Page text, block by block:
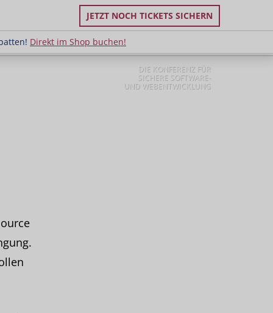
JETZT NOCH TICKETS SICHERN
Direkt im Shop buchen!
Direkt im Shop buchen!
DIE KONFERENZ FÜR
SICHERE SOFTWARE-
UND WEBENTWICKLUNG